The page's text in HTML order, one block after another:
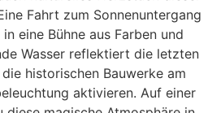
Fahrt zum Sonnenuntergang
eine Bühne aus Farben und
Wasser reflektiert die letzten
historischen Bauwerke am
aktivieren. Auf einer